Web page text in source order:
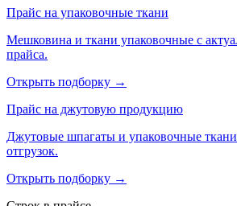
Прайс на упаковочные ткани
Мешковина и ткани упаковочные с
прайса.
Открыть подборку →
Прайс на джутовую продукцию
Джутовые шпагаты и упаковочные
отгрузок.
Открыть подборку →